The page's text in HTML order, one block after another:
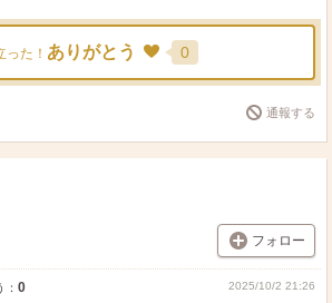
った！ ありがとう 0
通報する
フォロー
0 2025/10/2 21:26